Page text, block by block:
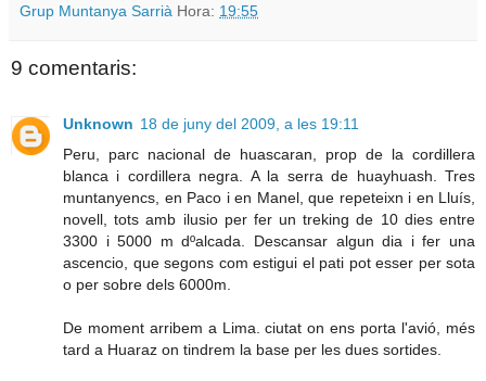
Grup Muntanya Sarrià Hora: 19:55
9 comentaris:
Unknown 18 de juny del 2009, a les 19:11
Peru, parc nacional de huascaran, prop de la cordillera
blanca i cordillera negra. A la serra de huayhuash. Tres
muntanyencs, en Paco i en Manel, que repeteixn i en Lluís,
novell, tots amb ilusio per fer un treking de 10 dies entre
3300 i 5000 m dºalcada. Descansar algun dia i fer una
ascencio, que segons com estigui el pati pot esser per sota
o per sobre dels 6000m.
De moment arribem a Lima. ciutat on ens porta l'avió, més
tard a Huaraz on tindrem la base per les dues sortides.